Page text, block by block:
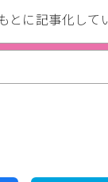
に記事化して